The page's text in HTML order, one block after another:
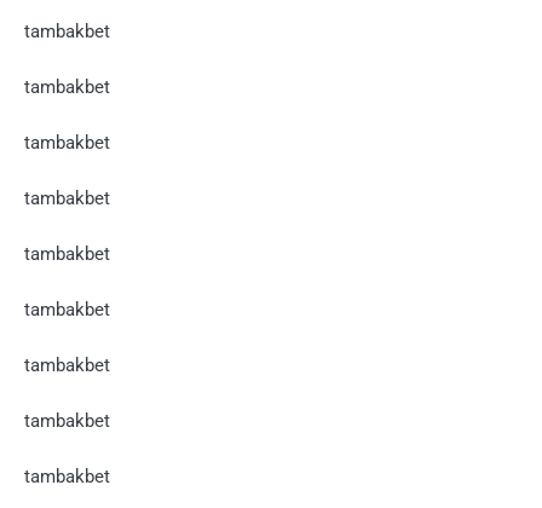
tambakbet
tambakbet
tambakbet
tambakbet
tambakbet
tambakbet
tambakbet
tambakbet
tambakbet